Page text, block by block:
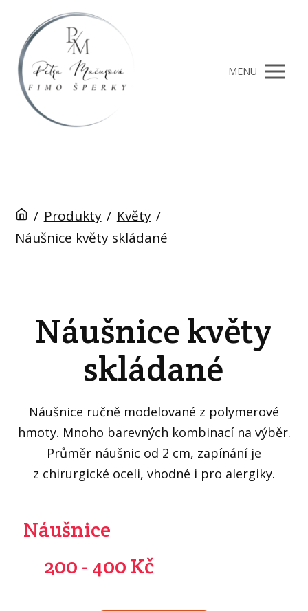
MENU
/ Produkty / Květy /
Náušnice květy skládané
Náušnice květy
skládané
Náušnice ručně modelované z polymerové
hmoty. Mnoho barevných kombinací na výběr.
Průměr náušnic od 2 cm, zapínání je
z chirurgické oceli, vhodné i pro alergiky.
Náušnice
200 - 400 Kč